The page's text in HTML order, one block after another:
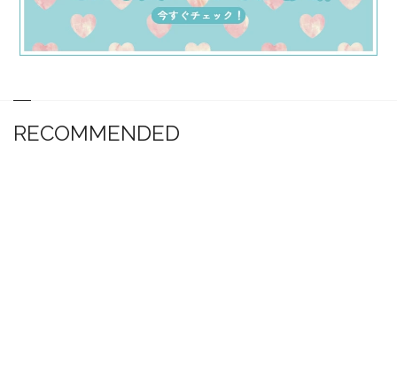
RECOMMENDED